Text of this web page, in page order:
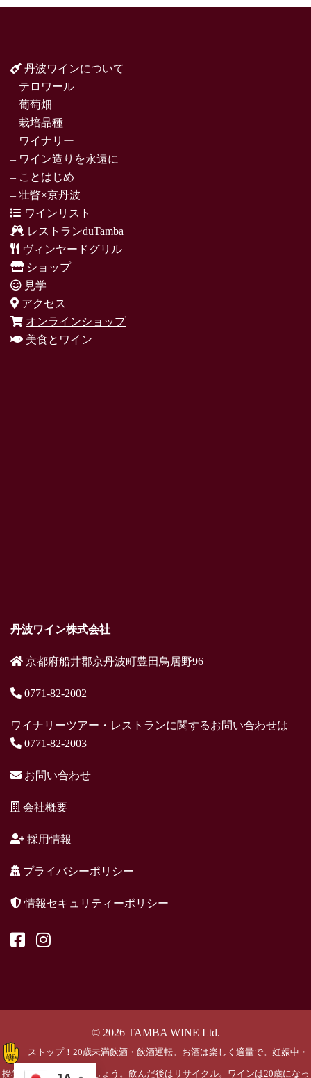
丹波ワインについて
– テロワール
– 葡萄畑
– 栽培品種
– ワイナリー
– ワイン造りを永遠に
– ことはじめ
– 壮瞥×京丹波
ワインリスト
レストランduTamba
ヴィンヤードグリル
ショップ
見学
アクセス
オンラインショップ
美食とワイン
丹波ワイン株式会社
京都府船井郡京丹波町豊田鳥居野96
0771-82-2002
ワイナリーツアー・レストランに関するお問い合わせは
0771-82-2003
お問い合わせ
会社概要
採用情報
プライバシーポリシー
情報セキュリティーポリシー
© 2026 TAMBA WINE Ltd.
ストップ！20歳未満飲酒・飲酒運転。お酒は楽しく適量で。妊娠中・
授乳期の飲酒はやめましょう。飲んだ後はリサイクル。ワインは20歳になっ